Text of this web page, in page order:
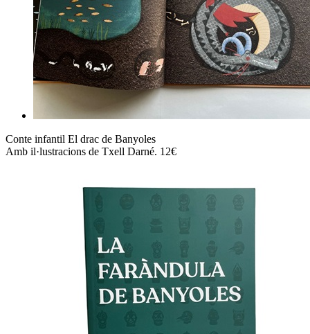
Conte infantil El drac de Banyoles
Amb il·lustracions de Txell Darné. 12€